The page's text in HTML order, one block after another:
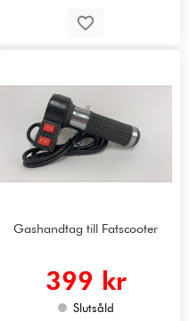
Gashandtag till Fatscooter
399 kr
Slutsåld